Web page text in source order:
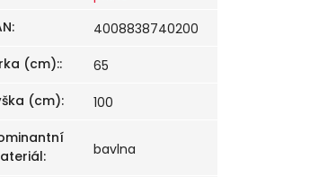
:
4008838740200
(cm)::
65
(cm):
100
: bavlna